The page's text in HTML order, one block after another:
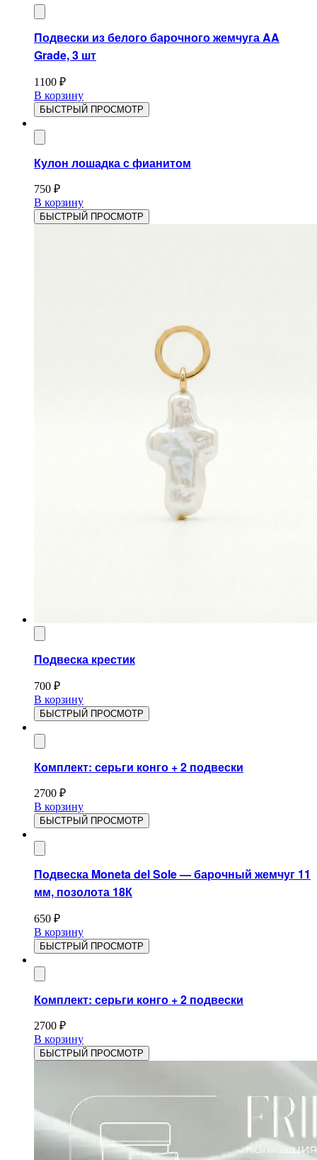
Подвески из белого барочного жемчуга AA
Grade, 3 шт
1100 ₽
В корзину
БЫСТРЫЙ ПРОСМОТР
Кулон лошадка с фианитом
750 ₽
В корзину
БЫСТРЫЙ ПРОСМОТР
Подвеска крестик
700 ₽
В корзину
БЫСТРЫЙ ПРОСМОТР
Комплект: серьги конго + 2 подвески
2700 ₽
В корзину
БЫСТРЫЙ ПРОСМОТР
Подвеска Moneta del Sole — барочный жемчуг 11
мм, позолота 18К
650 ₽
В корзину
БЫСТРЫЙ ПРОСМОТР
Комплект: серьги конго + 2 подвески
2700 ₽
В корзину
БЫСТРЫЙ ПРОСМОТР